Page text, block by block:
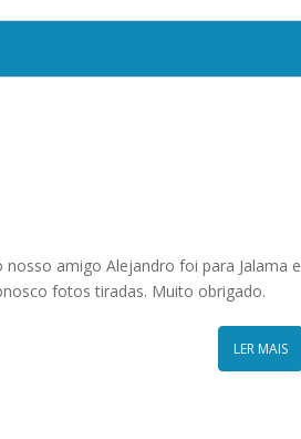
nosso amigo Alejandro foi para Jalama e
fotos tiradas. Muito obrigado.
LER MAIS